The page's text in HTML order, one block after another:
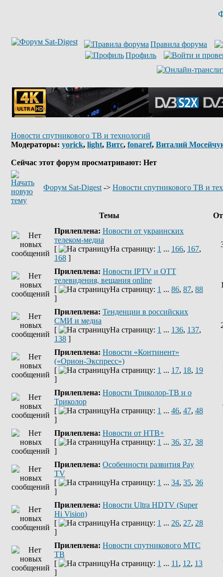
Правила форума
Профиль
Новости спутникового ТВ и технологий
Модераторы: yorick, light, Витс, fonaref, Виталий
Сейчас этот форум просматривают: Нет
Форум Sat-Digest -> Новости спутникового ТВ и
Темы
Прилеплена: Новости от украинских
телеком-медиа
[
На страницу: 1 ... 166, 167,
168 ]
Прилеплена: Новости IPTV и OTT
телевидения, вещания online
[
На страницу: 1 ... 86, 87, 88
]
Прилеплена: Тенденции в российских
СМИ и медиа
[
На страницу: 1 ... 136, 137,
138 ]
Прилеплена: Новости «Континент»
(«Орион-Экспресс»)
[
На страницу: 1 ... 17, 18, 19
]
Прилеплена: Новости Триколор-ТВ и о
Триколор
[
На страницу: 1 ... 46, 47, 48
]
Прилеплена: Новости от НТВ+
[
На страницу: 1 ... 36, 37, 38
]
Прилеплена: Оcобенности развития Pay
TV
[
На страницу: 1 ... 34, 35, 36
]
Прилеплена: Новости Ultra HDTV (Super
Hi Vision)
[
На страницу: 1 ... 26, 27, 28
]
Прилеплена: Новости спутникового МТС
ТВ
[
На страницу: 1 ... 11 , 12, 13
]